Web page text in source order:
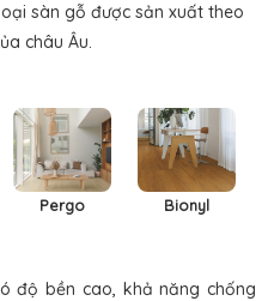
sàn gỗ được sản xuất theo
châu Âu.
Pergo Bionyl
độ bền cao, khả năng chống